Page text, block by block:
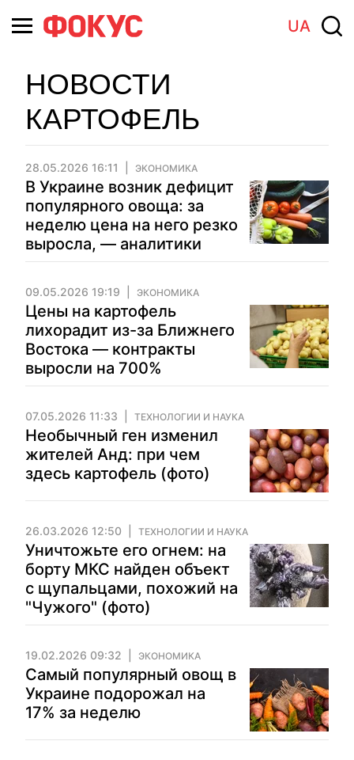
UA
НОВОСТИ
КАРТОФЕЛЬ
28.05.2026 16:11 ЭКОНОМИКА
В Украине возник дефицит
популярного овоща: за
неделю цена на него резко
выросла, — аналитики
09.05.2026 19:19 ЭКОНОМИКА
Цены на картофель
лихорадит из-за Ближнего
Востока — контракты
выросли на 700%
07.05.2026 11:33 ТЕХНОЛОГИИ И НАУКА
Необычный ген изменил
жителей Анд: при чем
здесь картофель (фото)
26.03.2026 12:50 ТЕХНОЛОГИИ И НАУКА
Уничтожьте его огнем: на
борту МКС найден объект
с щупальцами, похожий на
"Чужого" (фото)
19.02.2026 09:32 ЭКОНОМИКА
Самый популярный овощ в
Украине подорожал на
17% за неделю